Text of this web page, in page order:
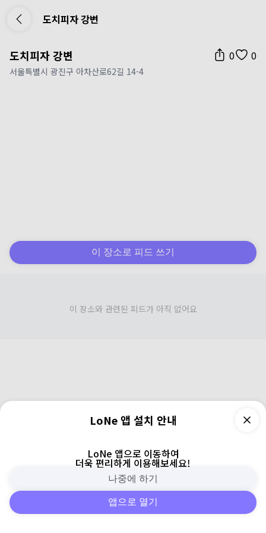
도치피자 강변
도치피자 강변 0 0
서울특별시 광진구 아차산로62길 14-4
이 장소로 피드 쓰기
이 장소와 관련된 피드가 아직 없어요
피드 주변 검색 로그인
LoNe 앱 설치 안내
LoNe 앱으로 이동하여
더욱 편리하게 이용해보세요!
나중에 하기
앱으로 열기